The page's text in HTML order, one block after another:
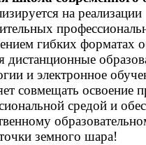
на реализации
гибких форматах
дистанционные
и электронное
совмещать освоение
средой и
земного шара!